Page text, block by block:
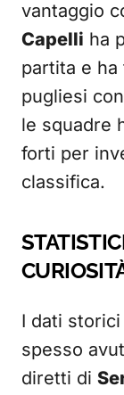
vantaggio
Capelli ha
partita e
pugliesi con
le squadre
forti per
classifica.
I dati
spesso
diretti di